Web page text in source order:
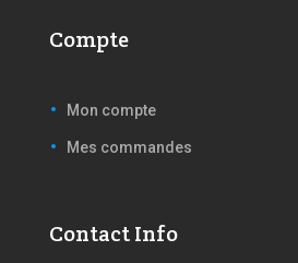
Compte
Mon compte
Mes commandes
Contact Info